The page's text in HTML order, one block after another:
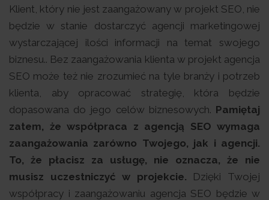
Klient, który nie jest zaangażowany w projekt SEO, nie
będzie w stanie dostarczyć agencji marketingowej
wystarczającej ilości informacji na temat swojego
biznesu.. Bez zaangażowania klienta w projekt agencja
SEO może też nie zrozumieć na tyle branży i potrzeb
klienta, aby opracować strategię, która będzie
dopasowana do jego celów biznesowych. Pamiętaj
zatem, że współpraca z agencją SEO wymaga
zaangażowania zarówno Twojego, jak i agencji.
To, że płacisz za usługę, nie oznacza, że nie
musisz uczestniczyć w projekcie. Dzięki Twojej
współpracy i zaangażowaniu agencja SEO będzie w